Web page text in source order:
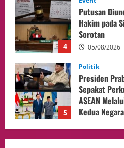
5
Presiden
Sepakat
ASEAN
Kedua Negara.
1
Culture
Pengadilan
Selesaikan
WNI di Johor
06/08/2026